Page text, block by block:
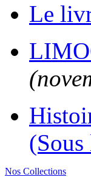
Le
Nos Collections